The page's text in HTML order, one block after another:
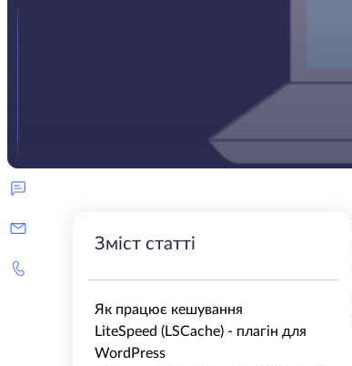
Зміст статті
Як працює кешування
LiteSpeed (LSCache) - плагін для
WordPress